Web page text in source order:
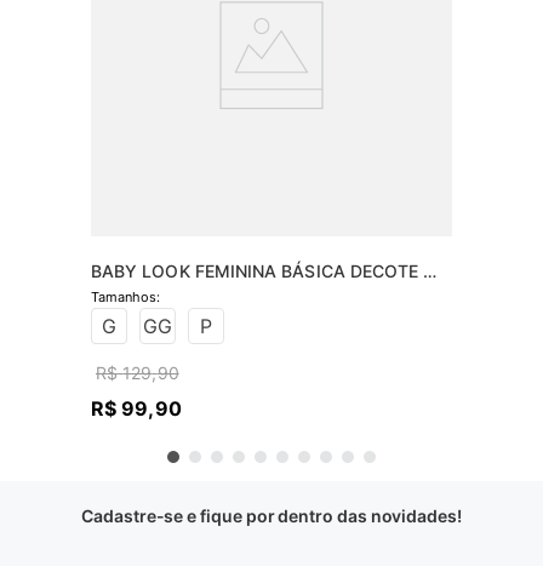
BABY LOOK FEMININA BÁSICA DECOTE
REDONDO
G GG P
R$ 129,90
R$ 99,90
Cadastre-se e fique por dentro das novidades!